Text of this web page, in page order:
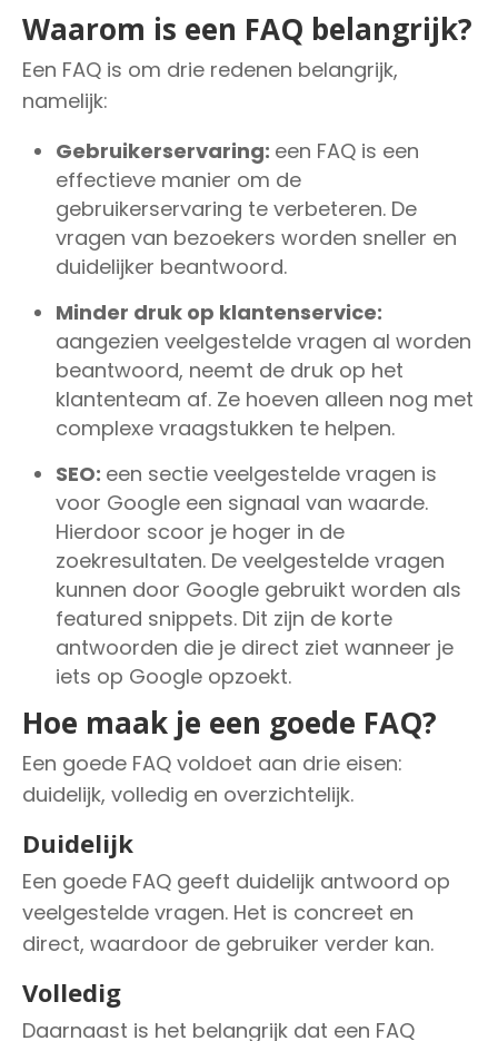
Waarom is een FAQ belangrijk?
Een FAQ is om drie redenen belangrijk,
namelijk:
Gebruikerservaring: een FAQ is een
effectieve manier om de
gebruikerservaring te verbeteren. De
vragen van bezoekers worden sneller en
duidelijker beantwoord.
Minder druk op klantenservice:
aangezien veelgestelde vragen al worden
beantwoord, neemt de druk op het
klantenteam af. Ze hoeven alleen nog met
complexe vraagstukken te helpen.
SEO: een sectie veelgestelde vragen is
voor Google een signaal van waarde.
Hierdoor scoor je hoger in de
zoekresultaten. De veelgestelde vragen
kunnen door Google gebruikt worden als
featured snippets. Dit zijn de korte
antwoorden die je direct ziet wanneer je
iets op Google opzoekt.
Hoe maak je een goede FAQ?
Een goede FAQ voldoet aan drie eisen:
duidelijk, volledig en overzichtelijk.
Duidelijk
Een goede FAQ geeft duidelijk antwoord op
veelgestelde vragen. Het is concreet en
direct, waardoor de gebruiker verder kan.
Volledig
Daarnaast is het belangrijk dat een FAQ